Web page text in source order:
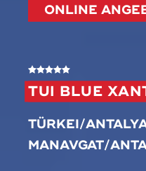
TUI BLUE
TÜRKEI/
MANAVGAT/
ONLINE